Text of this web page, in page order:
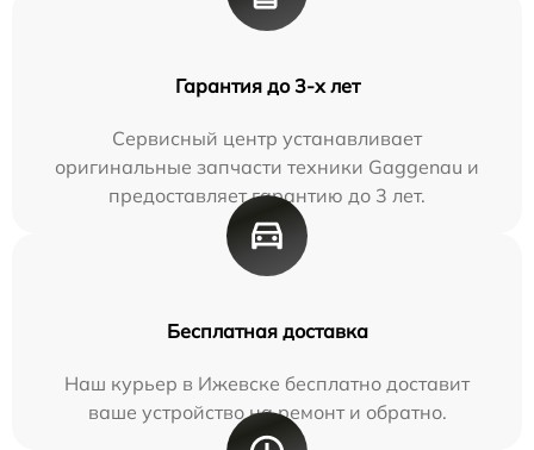
Гарантия до 3-х лет
Сервисный центр устанавливает
оригинальные запчасти техники Gaggenau и
предоставляет гарантию до 3 лет.
Бесплатная доставка
Наш курьер в Ижевске бесплатно доставит
ваше устройство на ремонт и обратно.